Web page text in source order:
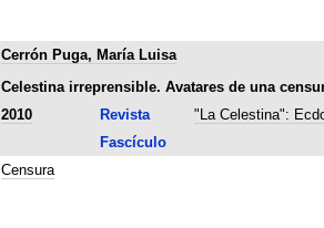
Cerrón Puga, María Luisa
Celestina irreprensible. Avatares de una
2010 Revista
"La Celestina":
Fascículo
Censura